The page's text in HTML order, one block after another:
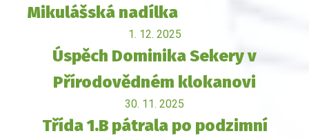
Mikulášská nadílka
1. 12. 2025
Úspěch Dominika Sekery v
Přírodovědném klokanovi
30. 11. 2025
Třída 1.B pátrala po podzimní